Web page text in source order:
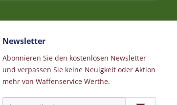
Newsletter
Abonnieren Sie den kostenlosen Newsletter
und verpassen Sie keine Neuigkeit oder Aktion
mehr von Waffenservice Werthe.